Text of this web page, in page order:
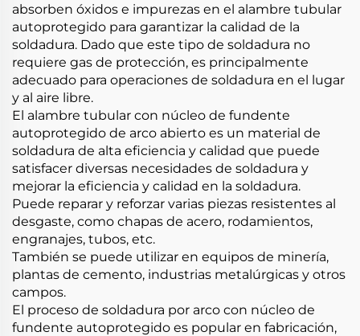
absorben óxidos e impurezas en el alambre tubular
autoprotegido para garantizar la calidad de la
soldadura. Dado que este tipo de soldadura no
requiere gas de protección, es principalmente
adecuado para operaciones de soldadura en el lugar
y al aire libre.
El alambre tubular con núcleo de fundente
autoprotegido de arco abierto es un material de
soldadura de alta eficiencia y calidad que puede
satisfacer diversas necesidades de soldadura y
mejorar la eficiencia y calidad en la soldadura.
Puede reparar y reforzar varias piezas resistentes al
desgaste, como chapas de acero, rodamientos,
engranajes, tubos, etc.
También se puede utilizar en equipos de minería,
plantas de cemento, industrias metalúrgicas y otros
campos.
El proceso de soldadura por arco con núcleo de
fundente autoprotegido es popular en fabricación,